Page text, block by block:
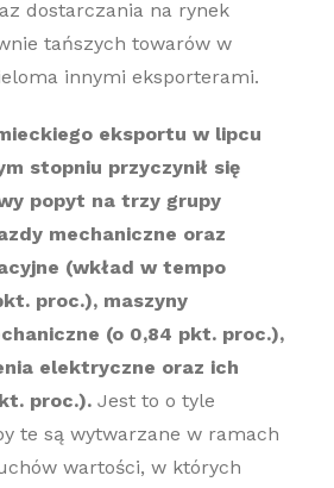
dostarczania na rynek
tańszych towarów w
innymi eksporterami.
eksportu w lipcu
stopniu przyczynił się
popyt na trzy grupy
mechaniczne oraz
(wkład w tempo
proc.), maszyny
(o 0,84 pkt. proc.),
elektryczne oraz ich
proc.).Jest to o tyle
te są wytwarzane w ramach
wartości, w których